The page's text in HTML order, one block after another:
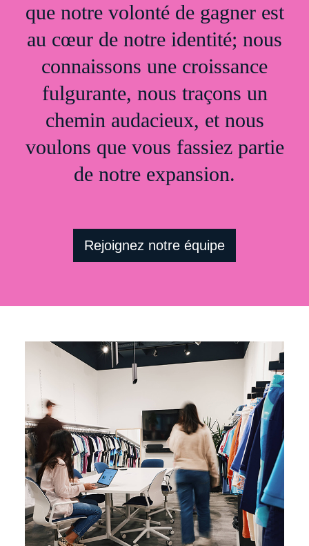
que notre volonté de gagner est
au cœur de notre identité; nous
connaissons une croissance
fulgurante, nous traçons un
chemin audacieux, et nous
voulons que vous fassiez partie
de notre expansion.
Rejoignez notre équipe